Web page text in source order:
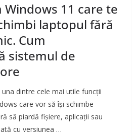
Windows 11 care te
laptopul fără
Cum
sistemul de
dintre cele mai utile funcții
care vor să își schimbe
să piardă fișiere, aplicații sau
cu versiunea …